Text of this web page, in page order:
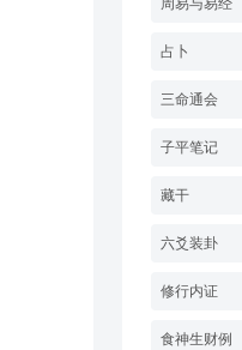
占卜
三命通会
子平笔记
藏干
六爻装卦
修行内证
食神生财例